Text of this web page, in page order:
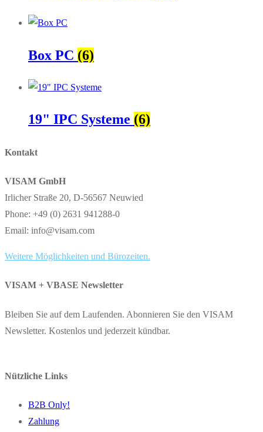
Box PC (6)
19" IPC Systeme (6)
Kontakt
VISAM GmbH
Irlicher Straße 20, D-56567 Neuwied
Phone: +49 (0) 2631 941288-0
Email: info@visam.com
Weitere Möglichkeiten und Bürozeiten.
VISAM + VBASE Newsletter
Bleiben Sie auf dem Laufenden. Abonnieren Sie den VISAM
Newsletter. Kostenlos und jederzeit kündbar.
Nützliche Links
B2B Only!
Zahlung